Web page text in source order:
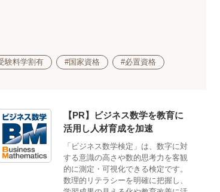
験料学割有 #国家資格 #必置資格
【PR】ビジネス数学を教育に
活用し人材育成を加速
「ビジネス数学検定」は、数字に対
する意識の高さや数的思考力を客観
的に測定・可視化できる検定です。
数理的リテラシーを明確に把握し、